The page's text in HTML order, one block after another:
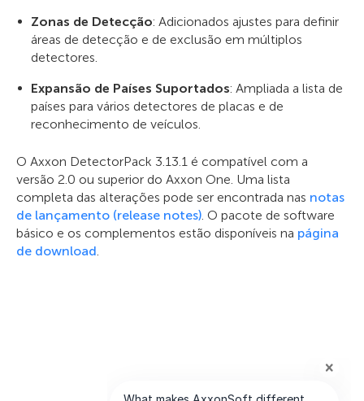
Zonas de Detecção: Adicionados ajustes para definir
áreas de detecção e de exclusão em múltiplos
detectores.
Expansão de Países Suportados: Ampliada a lista de
países para vários detectores de placas e de
reconhecimento de veículos.
O Axxon DetectorPack 3.13.1 é compatível com a
versão 2.0 ou superior do Axxon One. Uma lista
completa das alterações pode ser encontrada nas notas
de lançamento (release notes). O pacote de software
básico e os complementos estão disponíveis na página
de download.